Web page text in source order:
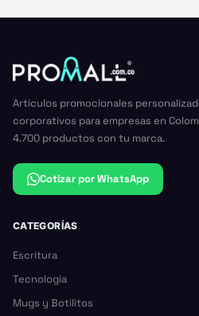
Artículos promocionales
corporativos para empresas en
4.700 productos con tu marca.
Cotizar por WhatsApp
CATEGORÍAS
Escritura
Tecnología
Mugs y Botilitos